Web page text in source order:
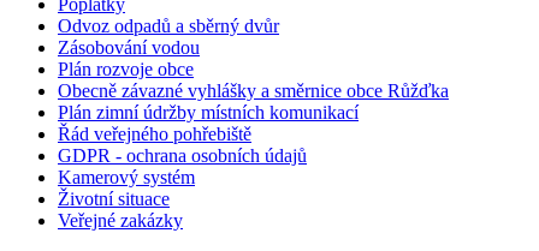
Odvoz odpadů a sběrný dvůr
Zásobování vodou
Plán rozvoje obce
Obecně závazné vyhlášky a směrnice obce Růžďka
Plán zimní údržby místních komunikací
Řád veřejného pohřebiště
GDPR - ochrana osobních údajů
Kamerový systém
Životní situace
Veřejné zakázky